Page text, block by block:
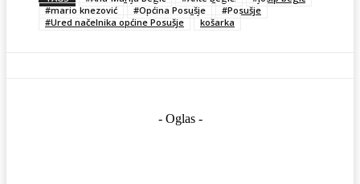
#mario knezović
#Općina Posušje
#Posušje
#Ured načelnika općine Posušje
košarka
- Oglas -